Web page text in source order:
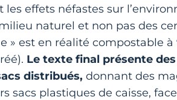
effets néfastes sur
naturel et non pas des
» est en réalité compostable
Le texte final présente
distribués, donnant des
sacs plastiques de caisse,